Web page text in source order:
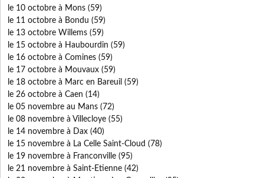
le 10 octobre à Mons (59)
le 11 octobre à Bondu (59)
le 13 octobre Willems (59)
le 15 octobre à Haubourdin (59)
le 16 octobre à Comines (59)
le 17 octobre à Mouvaux (59)
le 18 octobre à Marc en Bareuil (59)
le 26 octobre à Caen (14)
le 05 novembre au Mans (72)
le 08 novembre à Villecloye (55)
le 14 novembre à Dax (40)
le 15 novembre à La Celle Saint-Cloud (78)
le 19 novembre à Franconville (95)
le 21 novembre à Saint-Etienne (42)